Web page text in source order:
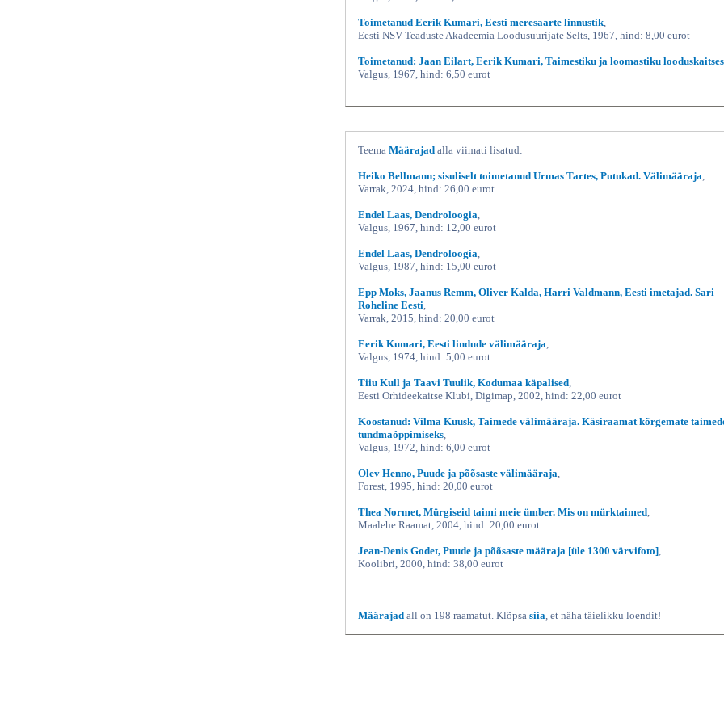
Toimetanud Eerik Kumari, Eesti meresaarte linnustik
Eesti NSV Teaduste Akadeemia Loodusuurijate Selts, 1967, hind: 8,00 eurot
Toimetanud: Jaan Eilart, Eerik Kumari, Taimestiku ja loomastiku
Valgus, 1967, hind: 6,50 eurot
Teema Määrajad alla viimati lisatud:
Heiko Bellmann; sisuliselt toimetanud Urmas Tartes, Putukad. Välimääraja
Varrak, 2024, hind: 26,00 eurot
Endel Laas, Dendroloogia
Valgus, 1967, hind: 12,00 eurot
Endel Laas, Dendroloogia
Valgus, 1987, hind: 15,00 eurot
Epp Moks, Jaanus Remm, Oliver Kalda, Harri Valdmann, Eesti imetajad. Sari
Roheline Eesti
Varrak, 2015, hind: 20,00 eurot
Eerik Kumari, Eesti lindude välimääraja
Valgus, 1974, hind: 5,00 eurot
Tiiu Kull ja Taavi Tuulik, Kodumaa käpalised
Eesti Orhideekaitse Klubi, Digimap, 2002, hind: 22,00 eurot
Koostanud: Vilma Kuusk, Taimede välimääraja. Käsiraamat kõrgemate
tundmaõppimiseks
Valgus, 1972, hind: 6,00 eurot
Olev Henno, Puude ja põõsaste välimääraja
Forest, 1995, hind: 20,00 eurot
Thea Normet, Mürgiseid taimi meie ümber. Mis on mürktaimed
Maalehe Raamat, 2004, hind: 20,00 eurot
Jean-Denis Godet, Puude ja põõsaste määraja [üle 1300 värvifoto]
Koolibri, 2000, hind: 38,00 eurot
Määrajad all on 198 raamatut. Klõpsa siia , et näha täielikku loendit!